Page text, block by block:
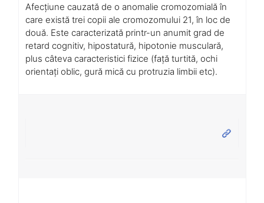
Afecțiune cauzată de o anomalie cromozomială în
care există trei copii ale cromozomului 21, în loc de
două. Este caracterizată printr-un anumit grad de
retard cognitiv, hipostatură, hipotonie musculară,
plus câteva caracteristici fizice (față turtită, ochi
orientați oblic, gură mică cu protruzia limbii etc).